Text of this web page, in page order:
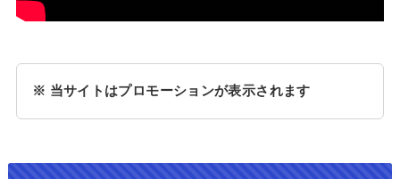
※ 当サイトはプロモーションが表示されます